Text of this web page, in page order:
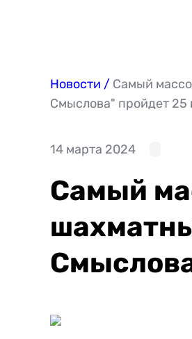
Новости
Самый
Смыслова" пройдет 25
14 марта 2024
Самый